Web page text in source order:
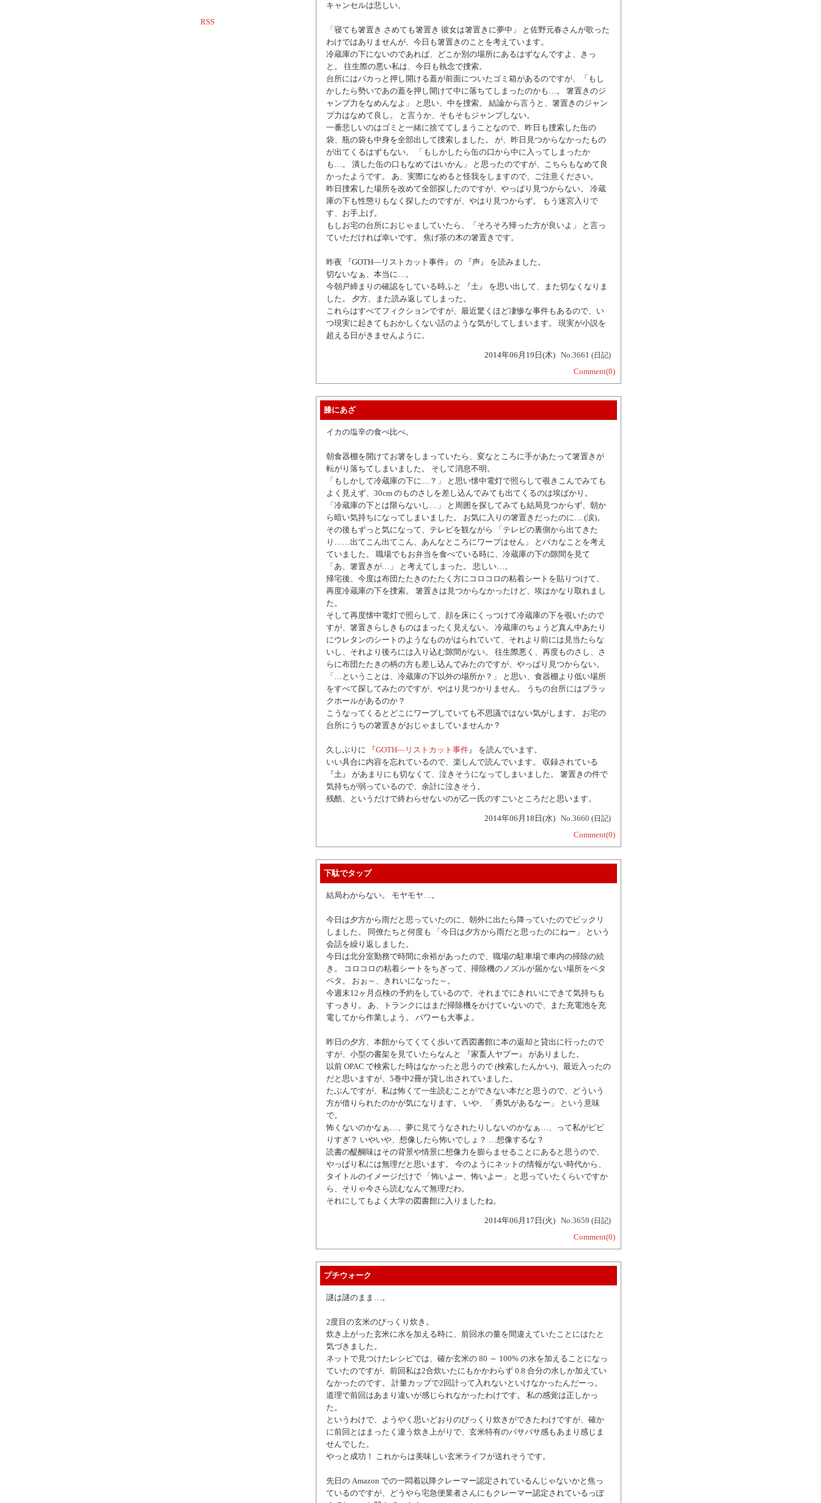
RSS
キャンセルは悲しい。
「寝ても箸置き さめても箸置き 彼女は箸置きに夢中」 と佐野元春さんが歌った
わけではありませんが、今日も箸置きのことを考えています。
冷蔵庫の下にないのであれば、どこか別の場所にあるはずなんですよ、きっ
と。 往生際の悪い私は、今日も執念で捜索。
台所にはパカっと押し開ける蓋が前面についたゴミ箱があるのですが、「もし
かしたら勢いであの蓋を押し開けて中に落ちてしまったのかも…。 箸置きのジ
ャンプ力をなめんなよ」 と思い、中を捜索。 結論から言うと、箸置きのジャン
プ力はなめて良し。 と言うか、そもそもジャンプしない。
一番悲しいのはゴミと一緒に捨ててしまうことなので、昨日も捜索した缶の
袋、瓶の袋も中身を全部出して捜索しました。 が、昨日見つからなかったもの
が出てくるはずもない。 「もしかしたら缶の口から中に入ってしまったか
も…。 潰した缶の口もなめてはいかん」 と思ったのですが、こちらもなめて良
かったようです。 あ、実際になめると怪我をしますので、ご注意ください。
昨日捜索した場所を改めて全部探したのですが、やっぱり見つからない。 冷蔵
庫の下も性懲りもなく探したのですが、やはり見つからず。 もう迷宮入りで
す、お手上げ。
もしお宅の台所におじゃましていたら、「そろそろ帰った方が良いよ」 と言っ
ていただければ幸いです。 焦げ茶の木の箸置きです。
昨夜 『GOTH―リストカット事件』 の 『声』 を読みました。
切ないなぁ、本当に…。
今朝戸締まりの確認をしている時ふと 『土』 を思い出して、また切なくなりま
した。 夕方、また読み返してしまった。
これらはすべてフィクションですが、最近驚くほど凄惨な事件もあるので、い
つ現実に起きてもおかしくない話のような気がしてしまいます。 現実が小説を
超える日がきませんように。
2014年06月19日(木) No.3661 (日記)
Comment(0)
膝にあざ
イカの塩辛の食べ比べ。
朝食器棚を開けてお箸をしまっていたら、変なところに手があたって箸置きが
転がり落ちてしまいました。 そして消息不明。
「もしかして冷蔵庫の下に…？」 と思い懐中電灯で照らして覗きこんでみても
よく見えず、30cm のものさしを差し込んでみても出てくるのは埃ばかり。
「冷蔵庫の下とは限らないし…」 と周囲を探してみても結局見つからず、朝か
ら暗い気持ちになってしまいました。 お気に入りの箸置きだったのに… (涙)。
その後もずっと気になって、テレビを観ながら 「テレビの裏側から出てきた
り……出てこん出てこん、あんなところにワープはせん」 とバカなことを考え
ていました。 職場でもお弁当を食べている時に、冷蔵庫の下の隙間を見て
「あ、箸置きが…」 と考えてしまった。 悲しい…。
帰宅後、今度は布団たたきのたたく方にコロコロの粘着シートを貼りつけて、
再度冷蔵庫の下を捜索。 箸置きは見つからなかったけど、埃はかなり取れまし
た。
そして再度懐中電灯で照らして、顔を床にくっつけて冷蔵庫の下を覗いたので
すが、箸置きらしきものはまったく見えない。 冷蔵庫のちょうど真ん中あたり
にウレタンのシートのようなものがはられていて、それより前には見当たらな
いし、それより後ろには入り込む隙間がない。 往生際悪く、再度ものさし、さ
らに布団たたきの柄の方も差し込んでみたのですが、やっぱり見つからない。
「…ということは、冷蔵庫の下以外の場所か？」 と思い、食器棚より低い場所
をすべて探してみたのですが、やはり見つかりません。 うちの台所にはブラッ
クホールがあるのか？
こうなってくるとどこにワープしていても不思議ではない気がします。 お宅の
台所にうちの箸置きがおじゃましていませんか？
久しぶりに 『GOTH―リストカット事件』 を読んでいます。
いい具合に内容を忘れているので、楽しんで読んでいます。 収録されている
『土』 があまりにも切なくて、泣きそうになってしまいました。 箸置きの件で
気持ちが弱っているので、余計に泣きそう。
残酷、というだけで終わらせないのが乙一氏のすごいところだと思います。
2014年06月18日(水) No.3660 (日記)
Comment(0)
下駄でタップ
結局わからない。 モヤモヤ…。
今日は夕方から雨だと思っていたのに、朝外に出たら降っていたのでビックリ
しました。 同僚たちと何度も 「今日は夕方から雨だと思ったのにねー」 という
会話を繰り返しました。
今日は北分室勤務で時間に余裕があったので、職場の駐車場で車内の掃除の続
き。 コロコロの粘着シートをちぎって、掃除機のノズルが届かない場所をペタ
ペタ。 おぉ～、きれいになった～。
今週末12ヶ月点検の予約をしているので、それまでにきれいにできて気持ちも
すっきり。 あ、トランクにはまだ掃除機をかけていないので、また充電池を充
電してから作業しよう。 パワーも大事よ。
昨日の夕方、本館からてくてく歩いて西図書館に本の返却と貸出に行ったので
すが、小型の書架を見ていたらなんと 『家畜人ヤプー』 がありました。
以前 OPAC で検索した時はなかったと思うので (検索したんかい)、最近入ったの
だと思いますが、5巻中2冊が貸し出されていました。
たぶんですが、私は怖くて一生読むことができない本だと思うので、どういう
方が借りられたのかが気になります。 いや、「勇気があるなー」 という意味
で。
怖くないのかなぁ…、夢に見てうなされたりしないのかなぁ…、って私がビビ
りすぎ？ いやいや、想像したら怖いでしょ？ …想像するな？
読書の醍醐味はその背景や情景に想像力を膨らませることにあると思うので、
やっぱり私には無理だと思います。 今のようにネットの情報がない時代から、
タイトルのイメージだけで 「怖いよー、怖いよー」 と思っていたくらいですか
ら、そりゃ今さら読むなんて無理だわ。
それにしてもよく大学の図書館に入りましたね。
2014年06月17日(火) No.3659 (日記)
Comment(0)
プチウォーク
謎は謎のまま…。
2度目の玄米のびっくり炊き。
炊き上がった玄米に水を加える時に、前回水の量を間違えていたことにはたと
気づきました。
ネットで見つけたレシピでは、確か玄米の 80 ～ 100% の水を加えることになっ
ていたのですが、前回私は2合炊いたにもかかわらず 0.8 合分の水しか加えてい
なかったのです。 計量カップで2回計って入れないといけなかったんだーっ。
道理で前回はあまり違いが感じられなかったわけです。 私の感覚は正しかっ
た。
というわけで、ようやく思いどおりのびっくり炊きができたわけですが、確か
に前回とはまったく違う炊き上がりで、玄米特有のパサパサ感もあまり感じま
せんでした。
やっと成功！ これからは美味しい玄米ライフが送れそうです。
先日の Amazon での一悶着以降クレーマー認定されているんじゃないかと焦っ
ているのですが、どうやら宅急便業者さんにもクレーマー認定されているっぽ